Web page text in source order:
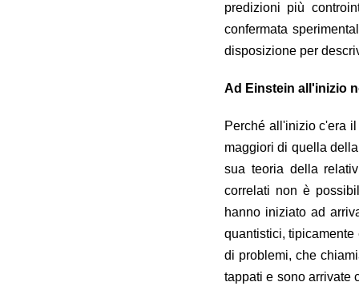
predizioni più
confermata
disposizione per
Ad Einstein all'inizio
Perché all'inizio c'era
maggiori di quella
sua teoria della
correlati non è
hanno iniziato ad
quantistici,
di problemi, che
tappati e sono arrivate